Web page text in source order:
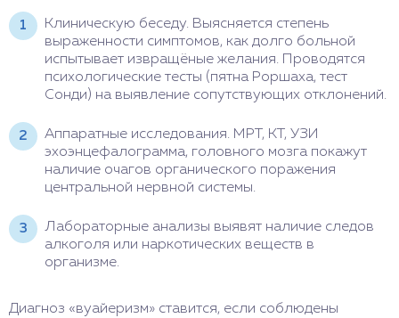
Клиническую беседу. Выясняется степень
выраженности симптомов, как долго больной
испытывает извращёные желания. Проводятся
психологические тесты (пятна Роршаха, тест
Сонди) на выявление сопутствующих отклонений.
Аппаратные исследования. МРТ, КТ, УЗИ
эхоэнцефалограмма, головного мозга покажут
наличие очагов органического поражения
центральной нервной системы.
Лабораторные анализы выявят наличие следов
алкоголя или наркотических веществ в
организме.
Диагноз «вуайеризм» ставится, если соблюдены